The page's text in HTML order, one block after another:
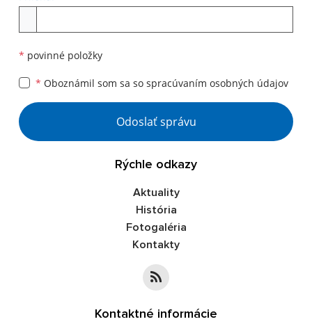
* povinné položky
* Oboznámil som sa so spracúvaním osobných údajov
Google reCaptcha Response
Odoslať správu
Rýchle odkazy
Aktuality
História
Fotogaléria
Kontakty
Kontaktné informácie